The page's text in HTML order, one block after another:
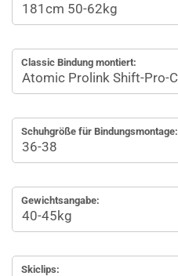
Classic Bindung montiert:
Schuhgröße für Bindungsmontage:
Gewichtsangabe:
Skiclips: